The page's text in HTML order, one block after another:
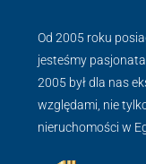
Od 2005 roku
jesteśmy
2005 był dla nas
względami, nie
nieruchomości w